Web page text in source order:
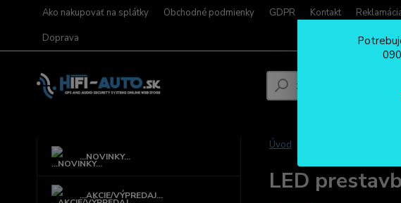
Ako nakupovať na splátky Obchodné podmienky GDPR Kontakt
Doprava
...NOVINKY...
...AKCIE/VÝPREDAJ...
Úvod
LED